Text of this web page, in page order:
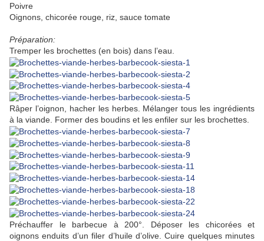
Poivre
Oignons, chicorée rouge, riz, sauce tomate
Préparation:
Tremper les brochettes (en bois) dans l’eau.
Râper l’oignon, hacher les herbes. Mélanger tous les ingrédients
à la viande. Former des boudins et les enfiler sur les brochettes.
Préchauffer le barbecue à 200°. Déposer les chicorées et
oignons enduits d’un filer d’huile d’olive. Cuire quelques minutes